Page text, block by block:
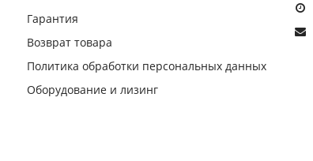
Гарантия
Возврат товара
Политика обработки персональных данных
Оборудование и лизинг